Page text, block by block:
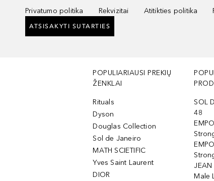
Privatumo politika Rekvizitai Atitikties politika
ATSISAKYTI SUTARTIES
POPULIARIAUSI PREKIŲ
ŽENKLAI
Rituals
Dyson
Douglas Collection
Sol de Janeiro
MATH SCIETIFIC
Yves Saint Laurent
DIOR
SOL
48
JEAN
Male